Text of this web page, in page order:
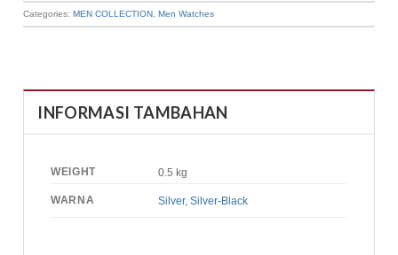
Categories:MEN COLLECTION ,Men Watches
INFORMASI TAMBAHAN
WEIGHT 0.5 kg
WARNA Silver,Silver-Black